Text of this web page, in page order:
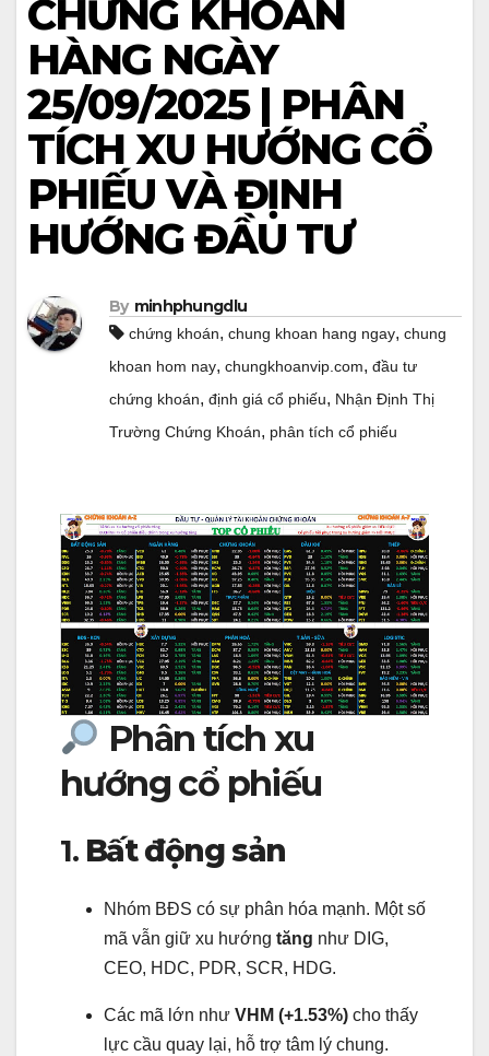
CHỨNG KHOÁN
HÀNG NGÀY
25/09/2025 | PHÂN
TÍCH XU HƯỚNG CỔ
PHIẾU VÀ ĐỊNH
HƯỚNG ĐẦU TƯ
By minhphungdlu
chứng khoán, chung khoan hang ngay, chung
khoan hom nay, chungkhoanvip.com, đầu tư
chứng khoán, định giá cổ phiếu, Nhận Định Thị
Trường Chứng Khoán, phân tích cổ phiếu
Phân tích xu
hướng cổ phiếu
1. Bất động sản
Nhóm BĐS có sự phân hóa mạnh. Một số
mã vẫn giữ xu hướng tăng như DIG,
CEO, HDC, PDR, SCR, HDG.
Các mã lớn như VHM (+1.53%) cho thấy
lực cầu quay lại, hỗ trợ tâm lý chung.